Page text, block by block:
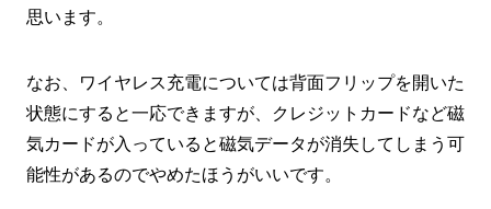
思います。
なお、ワイヤレス充電については背面フリップを開いた
状態にすると一応できますが、クレジットカードなど磁
気カードが入っていると磁気データが消失してしまう可
能性があるのでやめたほうがいいです。